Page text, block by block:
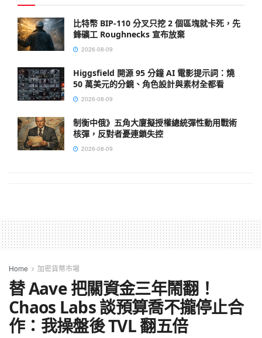
比特幣 BIP-110 分叉只挖 2 個區塊就卡死，先
鋒礦工 Roughnecks 宣布放棄
2026-08-09
Higgsfield 開源 95 分鐘 AI 電影提示詞：燒
50 萬美元的分鏡、角色設計與素材全都看
2026-08-09
制衡中俄》五角大廈擬授權總統彈性動用戰術
核彈，反對者憂連鎖失控
2026-08-09
Home 加密貨幣市場
替 Aave 把關資金三年鬧翻！
Chaos Labs 談預算喬不攏停止合
作：我操盤後 TVL 翻五倍